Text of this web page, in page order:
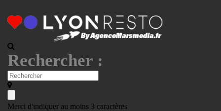
Rechercher :
Merci d'indiquer au moins 3 caractères